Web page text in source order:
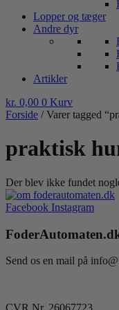
Lopper og tæger
Andre dyr
Artikler
kr. 0,00 0 Kurv
Forside / Varer tagged
praktisk
Der blev ikke fundet
Facebook Instagram
Send os en mail på